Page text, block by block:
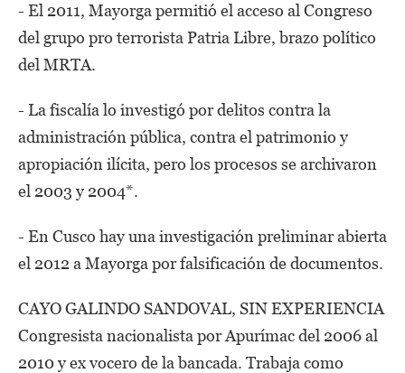
- El 2011, Mayorga permitió el acceso al Congreso
del grupo pro terrorista Patria Libre, brazo político
del MRTA.
- La fiscalía lo investigó por delitos contra la
administración pública, contra el patrimonio y
apropiación ilícita, pero los procesos se archivaron
el 2003 y 2004*.
- En Cusco hay una investigación preliminar abierta
el 2012 a Mayorga por falsificación de documentos.
CAYO GALINDO SANDOVAL, SIN EXPERIENCIA
Congresista nacionalista por Apurímac del 2006 al
2010 y ex vocero de la bancada. Trabaja como